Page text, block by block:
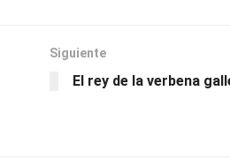
Siguiente
El rey de la verbena